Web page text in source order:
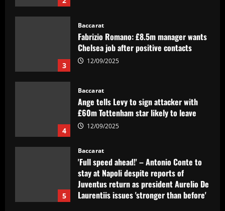
Baccarat
Ange tells Levy to sign attacker with
£60m Tottenham star likely to leave
'Full speed ahead!' – Antonio Conte to
stay at Napoli despite reports of
Juventus return as president Aurelio De
message
12/09/2025
Baccarat
Felipe Rolim: 'Pedro Raul é artilheiro e
dono de metade dos gols do Goiás'